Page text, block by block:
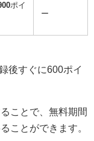
ポイ
ー
後すぐに600ポイ
ことで、無料期間
ことができます。